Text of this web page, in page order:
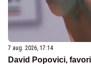
7 aug. 2026, 17:14
David Popovici,